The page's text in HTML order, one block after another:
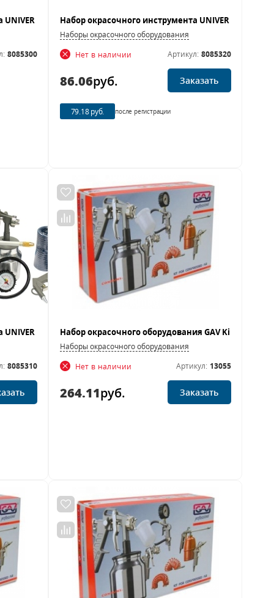
8085300
Наборы окрасочного оборудования
Нет в наличии
Артикул: 8085320
86.06руб. Заказать
79.18 руб. после регистрации
8085310
Наборы окрасочного оборудования
Нет в наличии
Артикул: 13055
264.11руб. Заказать